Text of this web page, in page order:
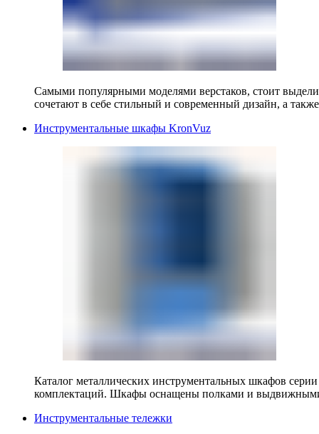
Самыми популярными моделями верстаков, стоит
сочетают в себе стильный и современный дизайн, а
Инструментальные шкафы KronVuz
Каталог металлических инструментальных шкафов
комплектаций. Шкафы оснащены полками и
Инструментальные тележки